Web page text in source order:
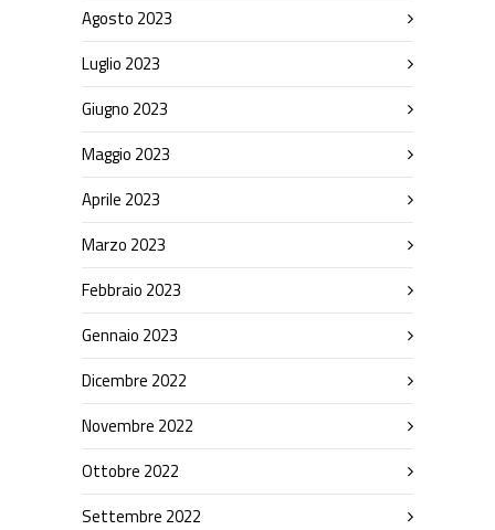
Agosto 2023
Luglio 2023
Giugno 2023
Maggio 2023
Aprile 2023
Marzo 2023
Febbraio 2023
Gennaio 2023
Dicembre 2022
Novembre 2022
Ottobre 2022
Settembre 2022